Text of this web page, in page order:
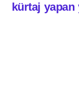
kürtaj